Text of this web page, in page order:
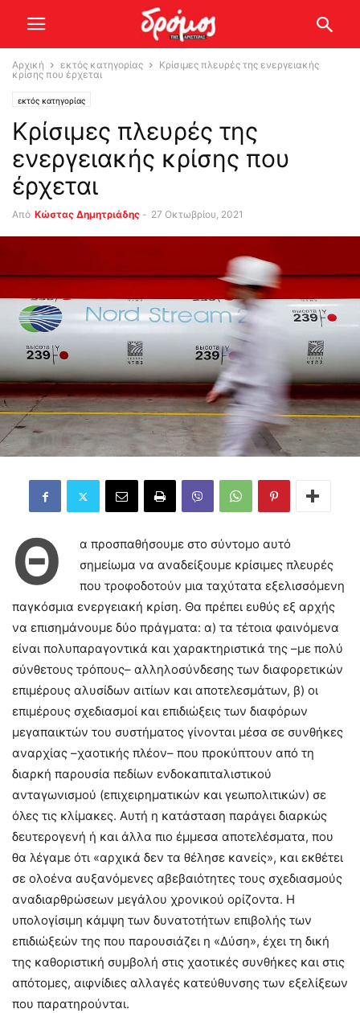
Αρχική εκτός κατηγορίας
Κρίσιμες πλευρές της ενεργειακής
κρίσης που έρχεται
εκτός κατηγορίας
Κρίσιμες πλευρές της
ενεργειακής κρίσης που
έρχεται
Από Kώστας Δημητριάδης - 27 Οκτωβρίου, 2021
Θ
α προσπαθήσουμε στο σύντομο αυτό
σημείωμα να αναδείξουμε κρίσιμες πλευρές
που τροφοδοτούν μια ταχύτατα εξελισσόμενη
παγκόσμια ενεργειακή κρίση. Θα πρέπει ευθύς εξ αρχής
να επισημάνουμε δύο πράγματα: α) τα τέτοια φαινόμενα
είναι πολυπαραγοντικά και χαρακτηριστικά της –με πολύ
σύνθετους τρόπους– αλληλοσύνδεσης των διαφορετικών
επιμέρους αλυσίδων αιτίων και αποτελεσμάτων, β) οι
επιμέρους σχεδιασμοί και επιδιώξεις των διαφόρων
μεγαπαικτών του συστήματος γίνονται μέσα σε συνθήκες
αναρχίας –χαοτικής πλέον– που προκύπτουν από τη
διαρκή παρουσία πεδίων ενδοκαπιταλιστικού
ανταγωνισμού (επιχειρηματικών και γεωπολιτικών) σε
όλες τις κλίμακες. Αυτή η κατάσταση παράγει διαρκώς
δευτερογενή ή και άλλα πιο έμμεσα αποτελέσματα, που
θα λέγαμε ότι «αρχικά δεν τα θέλησε κανείς», και εκθέτει
σε ολοένα αυξανόμενες αβεβαιότητες τους σχεδιασμούς
αναδιαρθρώσεων μεγάλου χρονικού ορίζοντα. Η
υπολογίσιμη κάμψη των δυνατοτήτων επιβολής των
επιδιώξεών της που παρουσιάζει η «Δύση», έχει τη δική
της καθοριστική συμβολή στις χαοτικές συνθήκες και στις
απότομες, αιφνίδιες αλλαγές κατεύθυνσης των εξελίξεων
που παρατηρούνται.